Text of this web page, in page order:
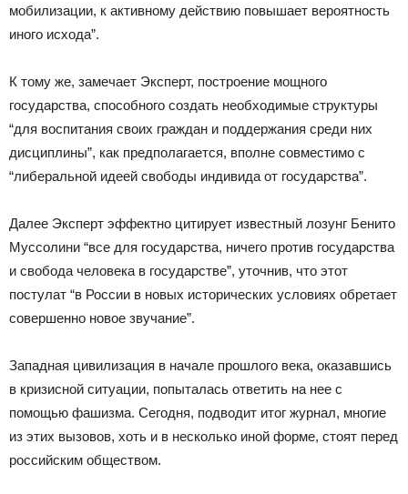
мобилизации, к активному действию повышает вероятность
иного исхода”.
К тому же, замечает Эксперт, построение мощного
государства, способного создать необходимые структуры
“для воспитания своих граждан и поддержания среди них
дисциплины”, как предполагается, вполне совместимо с
“либеральной идеей свободы индивида от государства”.
Далее Эксперт эффектно цитирует известный лозунг Бенито
Муссолини “все для государства, ничего против государства
и свобода человека в государстве”, уточнив, что этот
постулат “в России в новых исторических условиях обретает
совершенно новое звучание”.
Западная цивилизация в начале прошлого века, оказавшись
в кризисной ситуации, попыталась ответить на нее с
помощью фашизма. Сегодня, подводит итог журнал, многие
из этих вызовов, хоть и в несколько иной форме, стоят перед
российским обществом.